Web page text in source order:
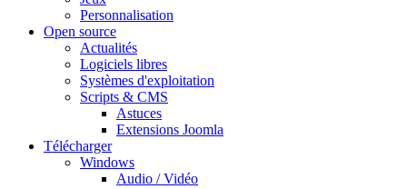
Personnalisation
Open source
Actualités
Logiciels libres
Systèmes d'exploitation
Scripts & CMS
Astuces
Extensions Joomla
Télécharger
Windows
Audio / Vidéo